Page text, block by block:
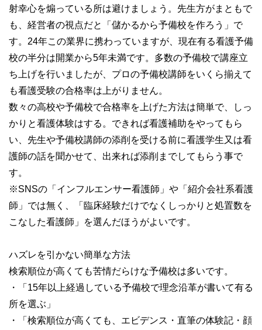
射幸心を煽っている所は避けましょう。先生方がまともで
も、経営者の視点だと「儲かるから予備校を作ろう」で
す。24年この業界に携わっていますが、現在有る看護予備
校の半分は開業から5年未満です。多数の予備校で講座立
ち上げを行いましたが、プロの予備校講師をいくら揃えて
も看護受験の合格率は上がりません。
数々の高校や予備校で合格率を上げた方法は簡単で、しっ
かりと看護体験はする。できれば看護補助をやってもら
い、先生や予備校講師の添削を受ける前に看護学生又は看
護師の話を聞かせて、出来れば添削までしてもらう事で
す。
※SNSの「インフルエンサー看護師」や「紹介会社系看護
師」では無く、「臨床経験だけでなくしっかりと処置数を
こなした看護師」を選んだほうがよいです。
ハズレを引かない簡単な方法
検索順位が高くても苦情だらけな予備校は多いです。
・「15年以上経過している予備校で理念沿革が書いて有る
所を選ぶ」
・「検索順位が高くても、エビデンス・直筆の体験記・顔